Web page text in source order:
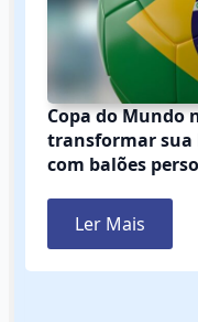
Copa do Mundo
transformar sua
com balões
Ler Mais